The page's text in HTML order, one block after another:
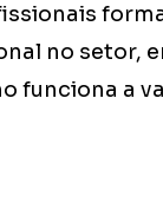
no setor,
funciona a